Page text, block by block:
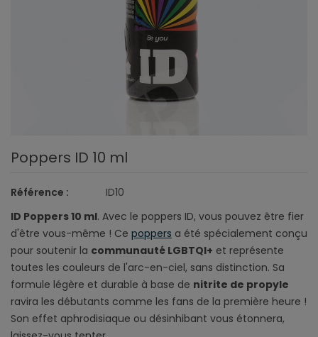
Poppers ID 10 ml
Référence :
ID10
ID Poppers 10 ml. Avec le poppers ID, vous pouvez être fier
d'être vous-même ! Ce poppers a été spécialement conçu
pour soutenir la communauté LGBTQI+ et représente
toutes les couleurs de l'arc-en-ciel, sans distinction. Sa
formule légère et durable à base de nitrite de propyle
ravira les débutants comme les fans de la première heure !
Son effet aphrodisiaque ou désinhibant vous étonnera,